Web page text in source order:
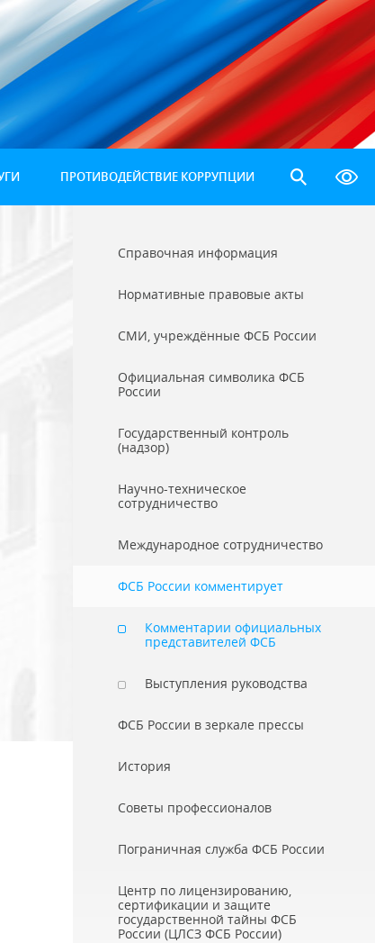
ПРОТИВОДЕЙСТВИЕ КОРРУПЦИИ
Справочная информация
Нормативные правовые акты
СМИ, учреждённые ФСБ России
Официальная символика ФСБ
России
Государственный контроль
(надзор)
Научно-техническое
сотрудничество
Международное сотрудничество
ФСБ России комментирует
Комментарии официальных
представителей ФСБ
Выступления руководства
ФСБ России в зеркале прессы
История
Советы профессионалов
Пограничная служба ФСБ России
Центр по лицензированию,
сертификации и защите
государственной тайны ФСБ
России (ЦЛСЗ ФСБ России)